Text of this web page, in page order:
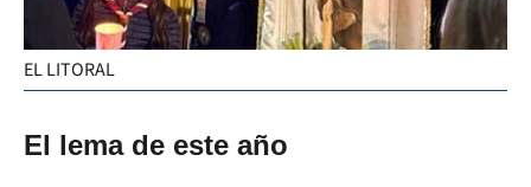
EL LITORAL
El lema de este año